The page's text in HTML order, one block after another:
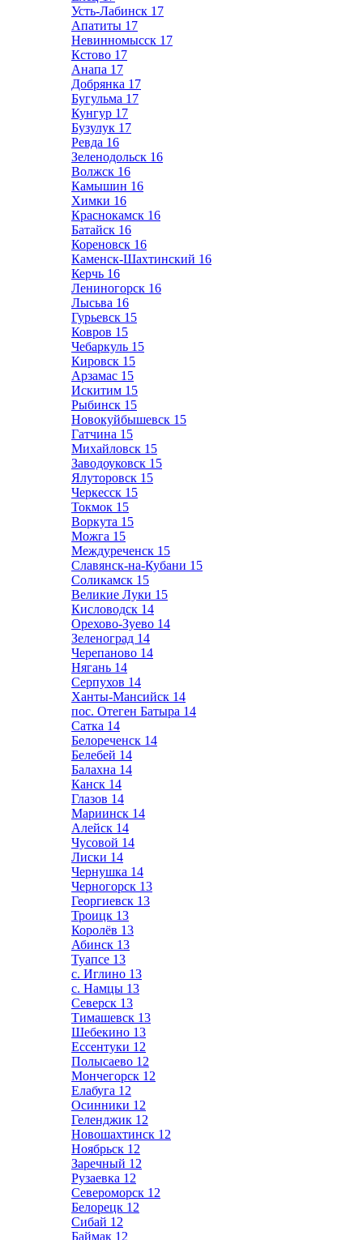
Усть-Лабинск 17
Апатиты 17
Невинномысск 17
Кстово 17
Анапа 17
Добрянка 17
Бугульма 17
Кунгур 17
Бузулук 17
Ревда 16
Зеленодольск 16
Волжск 16
Камышин 16
Химки 16
Краснокамск 16
Батайск 16
Кореновск 16
Каменск-Шахтинский 16
Керчь 16
Лениногорск 16
Лысьва 16
Гурьевск 15
Ковров 15
Чебаркуль 15
Кировск 15
Арзамас 15
Искитим 15
Рыбинск 15
Новокуйбышевск 15
Гатчина 15
Михайловск 15
Заводоуковск 15
Ялуторовск 15
Черкесск 15
Токмок 15
Воркута 15
Можга 15
Междуреченск 15
Славянск-на-Кубани 15
Соликамск 15
Великие Луки 15
Кисловодск 14
Орехово-Зуево 14
Зеленоград 14
Черепаново 14
Нягань 14
Серпухов 14
Ханты-Мансийск 14
пос. Отеген Батыра 14
Сатка 14
Белореченск 14
Белебей 14
Балахна 14
Канск 14
Глазов 14
Мариинск 14
Алейск 14
Чусовой 14
Лиски 14
Чернушка 14
Черногорск 13
Георгиевск 13
Троицк 13
Королёв 13
Абинск 13
Туапсе 13
с. Иглино 13
с. Намцы 13
Северск 13
Тимашевск 13
Шебекино 13
Ессентуки 12
Полысаево 12
Мончегорск 12
Елабуга 12
Осинники 12
Геленджик 12
Новошахтинск 12
Ноябрьск 12
Заречный 12
Рузаевка 12
Североморск 12
Белорецк 12
Сибай 12
Баймак 12